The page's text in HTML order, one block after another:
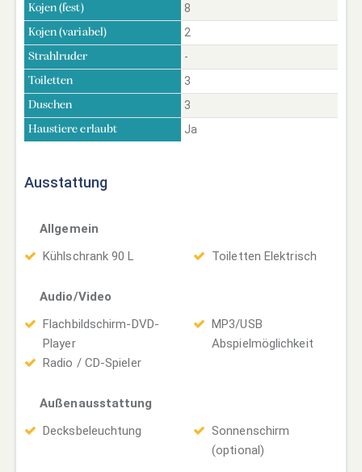
Kojen (fest) 8
Kojen (variabel) 2
Strahlruder -
Toiletten 3
Duschen 3
Haustiere erlaubt Ja
Ausstattung
Allgemein
Kühlschrank 90 L
Toiletten Elektrisch
Audio/Video
Flachbildschirm-DVD-
Player
MP3/USB
Abspielmöglichkeit
Radio / CD-Spieler
Außenausstattung
Decksbeleuchtung
Sonnenschirm
(optional)